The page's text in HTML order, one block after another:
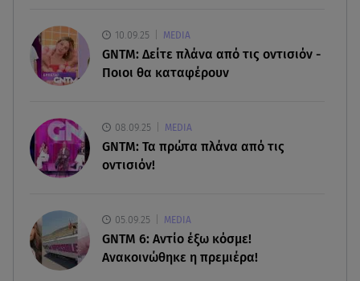
μνημόσυνο
07.08.26 , 11:18
Leapmotor T03: Τώρα με 16.190 ευρώ
07.08.26 , 11:17
Παρουσιάστρια κοιμήθηκε on air και έγινε viral-
Δείτε το στιγμιότυπο
Stars System: Γιορτάζει 20 χρόνια και γίνεται
καθημερινό στο Star
10.09.25 MEDIA
GNTM: Δείτε πλάνα από τις οντισιόν -
Ποιοι θα καταφέρουν
08.09.25 MEDIA
GNTM: Τα πρώτα πλάνα από τις
οντισιόν!
05.09.25 MEDIA
GNTM 6: Αντίο έξω κόσμε!
Ανακοινώθηκε η πρεμιέρα!